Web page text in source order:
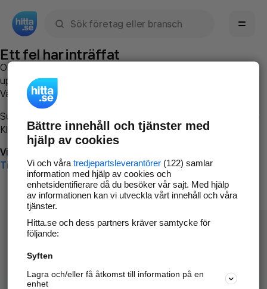
Ett fel har inträffat
Om du vill kan du
uppstod så att vi lättare och snabbare kan avhjälpa det.
Vänligen försök med följande:
Surfa till
Klicka påTillbaka-knappen i webbläsaren och försök igen
Vi beklagar besväret!
Till startsidan
Hitta.se - Gratis nummerupplysning.
Sök företag, personer och platser.
Bättre innehåll och tjänster med
hjälp av cookies
Vi och våra tredjepartsleverantörer(122) samlar
information med hjälp av cookies och
enhetsidentifierare då du besöker vår sajt. Med hjälp
av informationen kan vi utveckla vårt innehåll och våra
tjänster.
Hitta.se och dess partners kräver samtycke för
följande:
Syften
Lagra och/eller få åtkomst till information på en
enhet